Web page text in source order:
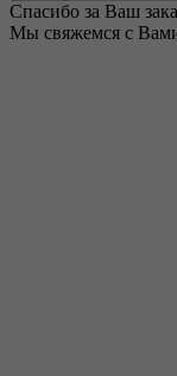
Спасибо за Ваш
Мы свяжемся с